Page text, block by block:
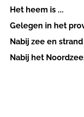
Het heem is ...
Gelegen in het
Nabij zee en strand
Nabij het